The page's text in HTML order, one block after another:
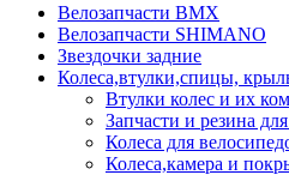
Велозапчасти BMX
Велозапчасти SHIMANO
Звездочки задние
Колеса,втулки,спицы,
Втулки колес и их
Запчасти и резина
Колеса для
Колеса,камера и